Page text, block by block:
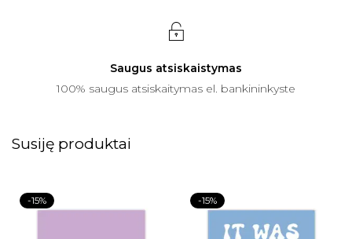
Saugus atsiskaistymas
100% saugus atsiskaitymas el. bankininkyste
Susiję produktai
-15% -15%